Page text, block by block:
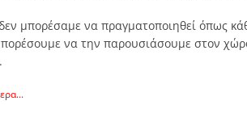
μπορέσαμε να πραγματοποιηθεί όπως
να την παρουσιάσουμε στον